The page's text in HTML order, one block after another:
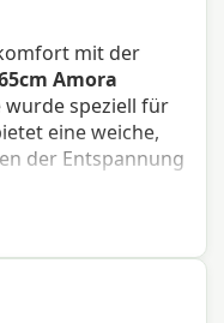
mit der
Amora
wurde speziell für
eine weiche,
der Entspannung